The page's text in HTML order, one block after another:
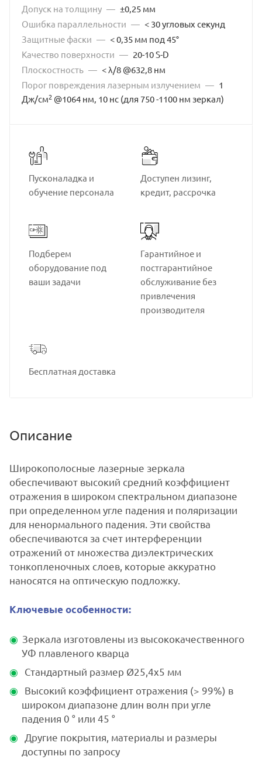
Допуск на толщину — ±0,25 мм
Ошибка параллельности — < 30 угловых секунд
Защитные фаски — < 0,35 мм под 45°
Качество поверхности — 20-10 S-D
Плоскостность — < λ/8 @632,8 нм
Порог повреждения лазерным излучением — 1
Дж/см2 @1064 нм, 10 нс (для 750 -1100 нм зеркал)
Пусконаладка и
обучение персонала
Доступен лизинг,
кредит, рассрочка
Подберем
оборудование под
ваши задачи
Гарантийное и
постгарантийное
обслуживание без
привлечения
производителя
Бесплатная доставка
Описание
Широкополосные лазерные зеркала
обеспечивают высокий средний коэффициент
отражения в широком спектральном диапазоне
при определенном угле падения и поляризации
для ненормального падения. Эти свойства
обеспечиваются за счет интерференции
отражений от множества диэлектрических
тонкопленочных слоев, которые аккуратно
наносятся на оптическую подложку.
Ключевые особенности:
Зеркала изготовлены из высококачественного
УФ плавленого кварца
Стандартный размер Ø25,4x5 мм
Высокий коэффициент отражения (> 99%) в
широком диапазоне длин волн при угле
падения 0 ° или 45 °
Другие покрытия, материалы и размеры
доступны по запросу